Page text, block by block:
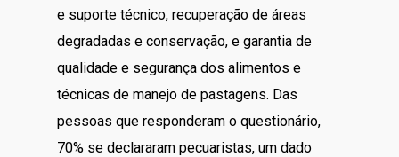
e suporte técnico, recuperação de áreas
degradadas e conservação, e garantia de
qualidade e segurança dos alimentos e
técnicas de manejo de pastagens. Das
pessoas que responderam o questionário,
70% se declararam pecuaristas, um dado